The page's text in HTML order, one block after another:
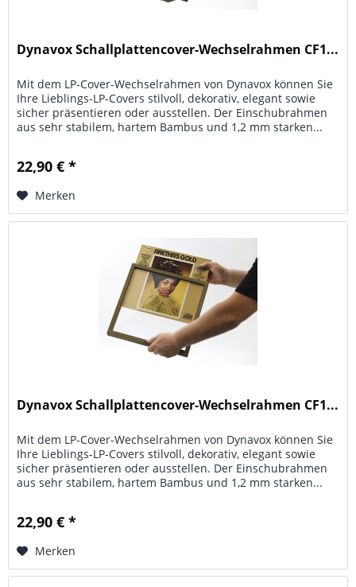
Dynavox Schallplattencover-Wechselrahmen CF1...
Mit dem LP-Cover-Wechselrahmen von Dynavox können Sie
Ihre Lieblings-LP-Covers stilvoll, dekorativ, elegant sowie
sicher präsentieren oder ausstellen. Der Einschubrahmen
aus sehr stabilem, hartem Bambus und 1,2 mm starken...
22,90 € *
Merken
Dynavox Schallplattencover-Wechselrahmen CF1...
Mit dem LP-Cover-Wechselrahmen von Dynavox können Sie
Ihre Lieblings-LP-Covers stilvoll, dekorativ, elegant sowie
sicher präsentieren oder ausstellen. Der Einschubrahmen
aus sehr stabilem, hartem Bambus und 1,2 mm starken...
22,90 € *
Merken